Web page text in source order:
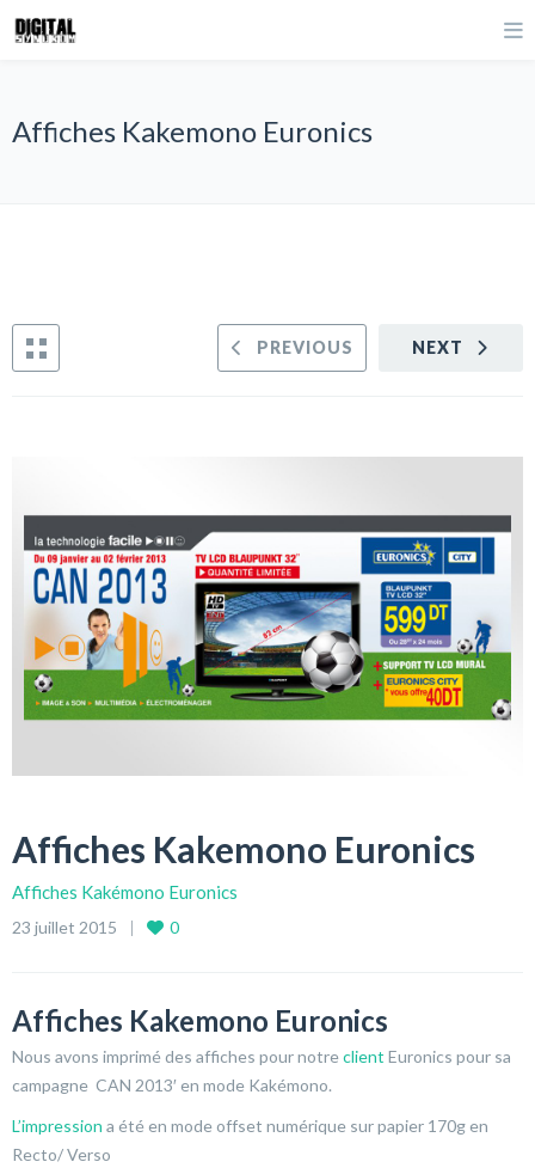
Affiches Kakemono Euronics
NEXT
PREVIOUS
Affiches Kakemono Euronics
Affiches Kakémono Euronics
23 juillet 2015 0
Affiches Kakemono Euronics
Nous avons imprimé des affiches pour notreclient Euronics pour sa
campagne CAN 2013′ en mode Kakémono.
L’impression a été en mode offset numérique sur papier 170g en
Recto/ Verso